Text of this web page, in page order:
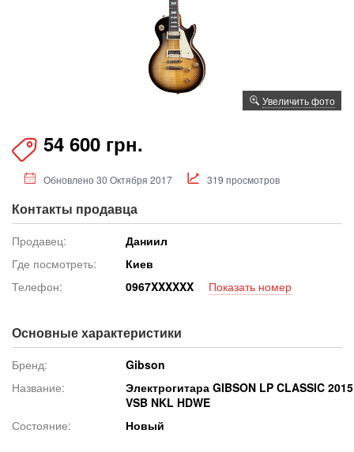
Увеличить фото
54 600 грн.
Обновлено 30 Октября 2017 319 просмотров
Контакты продавца
Продавец:
Даниил
Где посмотреть:
Киев
Телефон:
0967XXXXXX Показать номер
Основные характеристики
Бренд:
Gibson
Название:
Электрогитара GIBSON LP CLASSIC 2015
VSB NKL HDWE
Состояние:
Новый